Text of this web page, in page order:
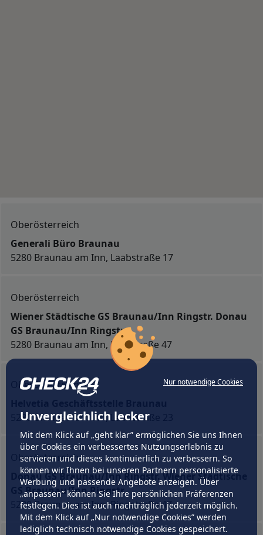
Nur notwendige Cookies
Unvergleichlich lecker
Mit dem Klick auf „geht klar” ermöglichen Sie uns Ihnen
über Cookies ein verbessertes Nutzungserlebnis zu
servieren und dieses kontinuierlich zu verbessern. So
können wir Ihnen bei unseren Partnern personalisierte
Werbung und passende Angebote anzeigen. Über
„anpassen” können Sie Ihre persönlichen Präferenzen
festlegen. Dies ist auch nachträglich jederzeit möglich.
Mit dem Klick auf „Nur notwendige Cookies” werden
lediglich technisch notwendige Cookies gespeichert.
Oberösterreich
Generali Büro Braunau
5280 Braunau am Inn, Laabstraße 17
Oberösterreich
Wiener Städtische GS Braunau/Inn Ringstr. Donau
GS Braunau/Inn Ringstr.
5280 Braunau am Inn, Ringstraße 47
Oberösterreich
5280 Braunau am Inn, Laabstraße 23
Oberösterreich
Donau GS Braunau/Inn Ringstr. Wiener Städtische
GS Braunau/Inn Ringstr.
5280 Braunau am Inn, Ringstraße 47